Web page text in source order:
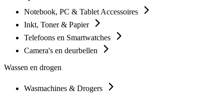
Notebook, PC & Tablet Accessoires
Inkt, Toner & Papier
Telefoons en Smartwatches
Camera's en deurbellen
Wassen en drogen
Wasmachines & Drogers